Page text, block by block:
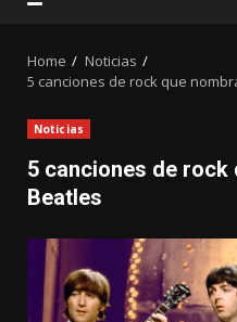
Home
Noticias
5 canciones de rock que
Noticias
5 canciones de rock
Beatles